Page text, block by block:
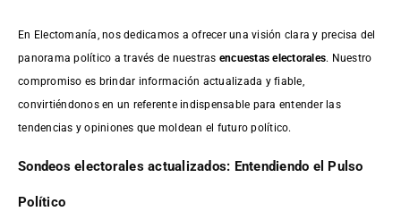
En Electomanía, nos dedicamos a ofrecer una visión clara y precisa del
panorama político a través de nuestras encuestas electorales. Nuestro
compromiso es brindar información actualizada y fiable,
convirtiéndonos en un referente indispensable para entender las
tendencias y opiniones que moldean el futuro político.
Sondeos electorales actualizados: Entendiendo el Pulso
Político